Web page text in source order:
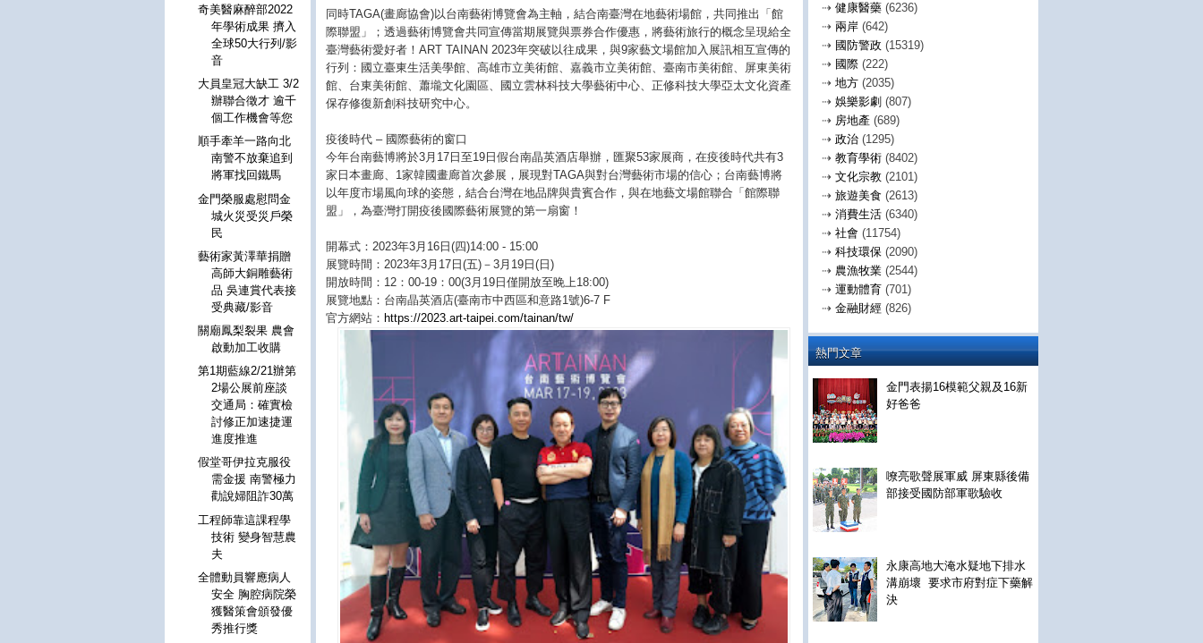
⇢ 健康醫藥 (6236)
⇢ 兩岸 (642)
⇢ 國防警政 (15319)
⇢ 國際 (222)
⇢ 地方 (2035)
⇢ 娛樂影劇 (807)
⇢ 房地產 (689)
⇢ 政治 (1295)
⇢ 教育學術 (8402)
⇢ 文化宗教 (2101)
⇢ 旅遊美食 (2613)
⇢ 消費生活 (6340)
⇢ 社會 (11754)
⇢ 科技環保 (2090)
⇢ 農漁牧業 (2544)
⇢ 運動體育 (701)
⇢ 金融財經 (826)
熱門文章
金門表揚16模範父親及16新
好爸爸
嘹亮歌聲展軍威 屏東縣後備
部接受國防部軍歌驗收
永康高地大淹水疑地下排水
溝崩壞 要求市府對症下藥解
決
同時TAGA(畫廊協會)以台南藝術博覽會為主軸，結合南臺灣在地藝術場館，共同推出「館
際聯盟」；透過藝術博覽會共同宣傳當期展覽與票券合作優惠，將藝術旅行的概念呈現給全
臺灣藝術愛好者！ART TAINAN 2023年突破以往成果，與9家藝文場館加入展訊相互宣傳的
行列：國立臺東生活美學館、高雄市立美術館、嘉義市立美術館、臺南市美術館、屏東美術
館、台東美術館、蕭壠文化園區、國立雲林科技大學藝術中心、正修科技大學亞太文化資產
保存修復新創科技研究中心。
疫後時代 – 國際藝術的窗口
今年台南藝博將於3月17日至19日假台南晶英酒店舉辦，匯聚53家展商，在疫後時代共有3
家日本畫廊、1家韓國畫廊首次參展，展現對TAGA與對台灣藝術市場的信心；台南藝博將
以年度市場風向球的姿態，結合台灣在地品牌與貴賓合作，與在地藝文場館聯合「館際聯
盟」，為臺灣打開疫後國際藝術展覽的第一扇窗！
開幕式：2023年3月16日(四)14:00 - 15:00
展覽時間：2023年3月17日(五)－3月19日(日)
開放時間：12：00-19：00(3月19日僅開放至晚上18:00)
展覽地點：台南晶英酒店(臺南市中西區和意路1號)6-7 F
官方網站： https://2023.art-taipei.com/tainan/tw/
奇美醫麻醉部2022
年學術成果 擠入
全球50大行列/影
音
大員皇冠大缺工 3/2
辦聯合徵才 逾千
個工作機會等您
順手牽羊一路向北
南警不放棄追到
將軍找回鐵馬
金門榮服處慰問金
城火災受災戶榮
民
藝術家黃澤華捐贈
高師大銅雕藝術
品 吳連賞代表接
受典藏/影音
關廟鳳梨裂果 農會
啟動加工收購
第1期藍線2/21辦第
2場公展前座談
交通局：確實檢
討修正加速捷運
進度推進
假堂哥伊拉克服役
需金援 南警極力
勸說婦阻詐30萬
工程師靠這課程學
技術 變身智慧農
夫
全體動員響應病人
安全 胸腔病院榮
獲醫策會頒發優
秀推行獎